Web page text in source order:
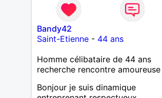
Bandy42
Saint-Etienne- 44 ans
Homme célibataire de 44 ans
recherche rencontre amoureuse
Bonjour je suis dinamique